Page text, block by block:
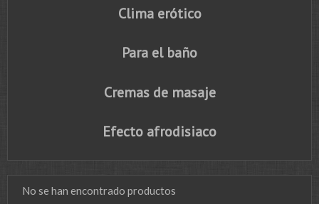
Clima erótico
Para el baño
Cremas de masaje
Efecto afrodisiaco
No se han encontrado productos